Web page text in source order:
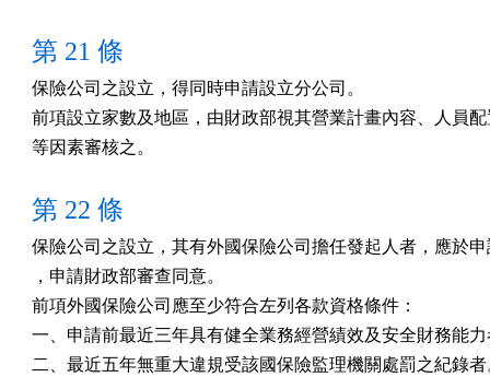
第 21 條
保險公司之設立，得同時申請設立分公司。
前項設立家數及地區，由財政部視其營業計畫內容、人員
等因素審核之。
第 22 條
保險公司之設立，其有外國保險公司擔任發起人者，應於
，申請財政部審查同意。
前項外國保險公司應至少符合左列各款資格條件：
一、申請前最近三年具有健全業務經營績效及安全財務能
二、最近五年無重大違規受該國保險監理機關處罰之紀錄者